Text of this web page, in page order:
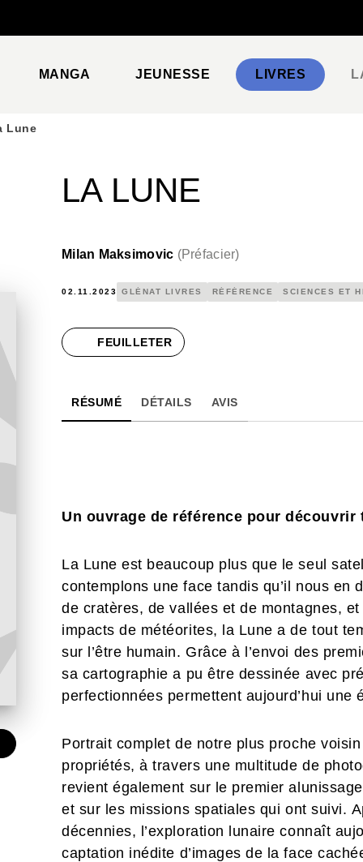
MANGA JEUNESSE LIVRES
Lune
LA LUNE
Milan Maksimovic (Préfacier)
02.11.2023 GLÉNAT LIVRES RÉFÉRENCE SCIENCES ET
FEUILLETER
RÉSUMÉ DÉTAILS AVIS
Un ouvrage de référence pour
La Lune est beaucoup plus que le seul
contemplons une face tandis qu’il nous en
de cratères, de vallées et de montagnes,
impacts de météorites, la Lune a de tout
sur l’être humain. Grâce à l’envoi des
sa cartographie a pu être dessinée avec
perfectionnées permettent aujourd’hui une
Portrait complet de notre plus proche
propriétés, à travers une multitude de
revient également sur le premier
et sur les missions spatiales qui ont suivi.
décennies, l’exploration lunaire connaît
captation inédite d’images de la face